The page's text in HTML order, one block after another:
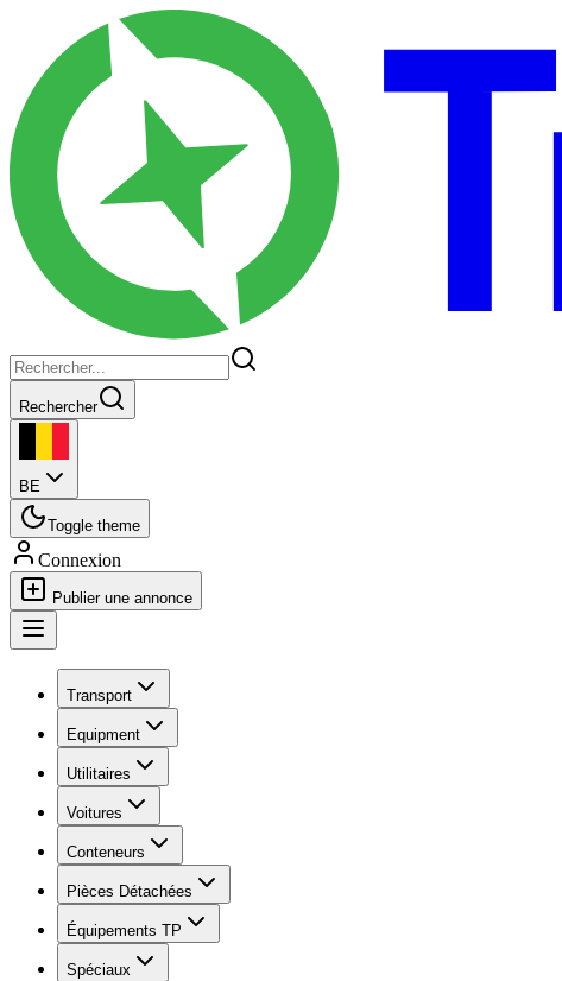
Rechercher
BE
Toggle theme
Connexion
Publier une annonce
Transport
Equipment
Utilitaires
Voitures
Conteneurs
Pièces Détachées
Équipements TP
Spéciaux